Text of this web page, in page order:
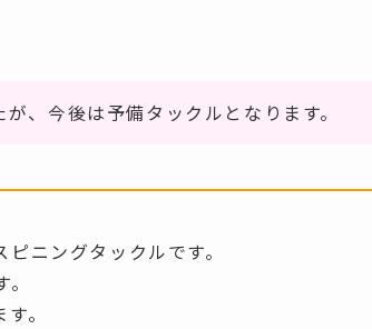
、今後は予備タックルとなります。
ニングタックルです。
。